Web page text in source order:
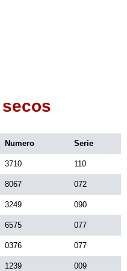
Numero Serie
3710 110
8067 072
3249 090
6575 077
0376 077
1239 009